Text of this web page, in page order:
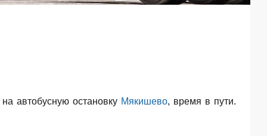
автобусную остановку Мякишево, время в пути.